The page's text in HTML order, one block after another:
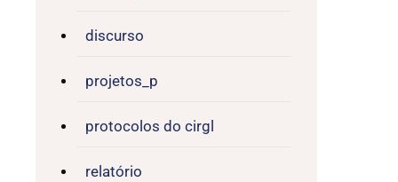
discurso
projetos_p
protocolos do cirgl
relatório